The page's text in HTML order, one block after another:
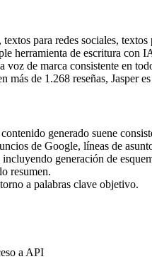
para redes sociales,
de escritura con
de marca consistente en
de 1.268 reseñas, Jasper
generado suene
de Google, líneas de
generación de
resumen.
a palabras clave objetivo.
a API